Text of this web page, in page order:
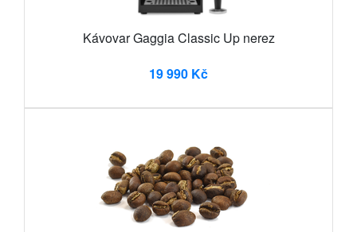
Kávovar Gaggia Classic Up nerez
19 990 Kč